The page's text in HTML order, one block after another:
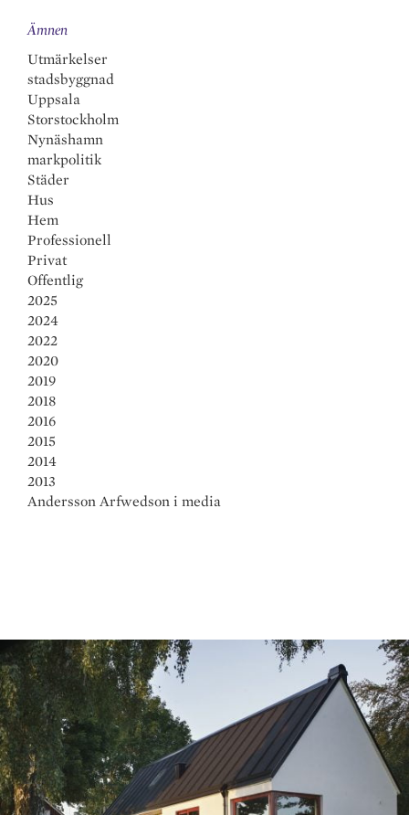
n
k
Ämnen
Utmärkelser
stadsbyggnad
Uppsala
Storstockholm
Nynäshamn
markpolitik
Städer
Hus
Hem
Professionell
Privat
Offentlig
2025
2024
2022
2020
2019
2018
2016
2015
2014
2013
Andersson Arfwedson i media